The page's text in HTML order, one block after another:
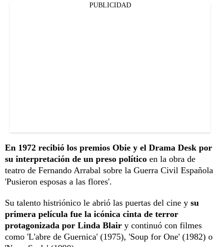
PUBLICIDAD
En 1972 recibió los premios Obie y el Drama Desk por
su interpretación de un preso político en la obra de
teatro de Fernando Arrabal sobre la Guerra Civil Española
'Pusieron esposas a las flores'.
Su talento histriónico le abrió las puertas del cine y su
primera película fue la icónica cinta de terror
protagonizada por Linda Blair y continuó con filmes
como 'L'abre de Guernica' (1975), 'Soup for One' (1982) o